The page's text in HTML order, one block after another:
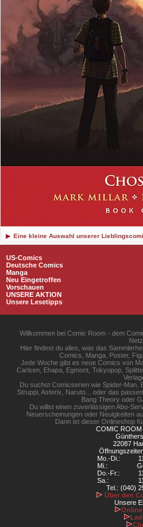
Eine kleine Auswahl unserer
US-Comics
Deutsche Comics
Manga
Neu Eingetroffen
Vorschauen
UNSERE AKTION
Unsere Lesetipps
Willkommen bei Comic Room - dem
Hier findest du alles, was das
Comics, Manga, Poster,
Jede Woche gibt es neue Comics von
Carlsen, Ehapa, Egmont, Tokyopop,
Du suchst Comicserien wie Spider-Man,
Struppi, Asterix, Naruto... oder das
Bang Theory oder
Du willst einen zuverlässigen Abo-
Neuerscheinungen oder Neuigkeiten
Dann ist dieser Onlineshop
COMIC ROOM
22087
Mo.-Di.:
Mi.:
Do.-Fr.:
Sa.:
Tel.: (040)
Über den
Unsere